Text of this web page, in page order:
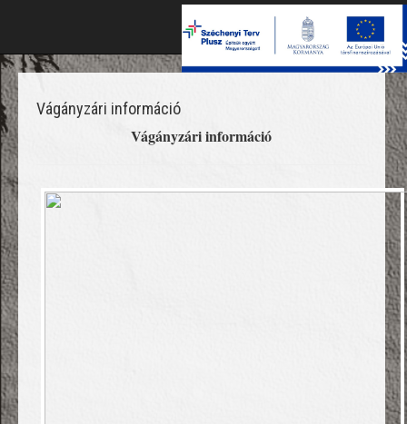
Vágányzári információ
Vágányzári információ